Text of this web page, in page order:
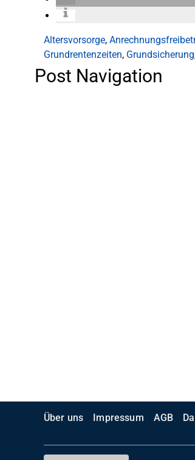
Altersvorsorge,
Grundrentenzeiten, Grundsicherung
Post Navigation
Über uns Impressum AGB